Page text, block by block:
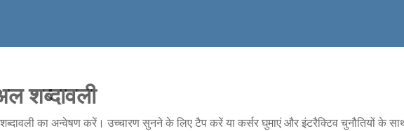
शब्दावली
का अन्वेषण करें। उच्चारण सुनने के लिए टैप करें या कर्सर घुमाएं और इंटरैक्टिव चुनौतियों के